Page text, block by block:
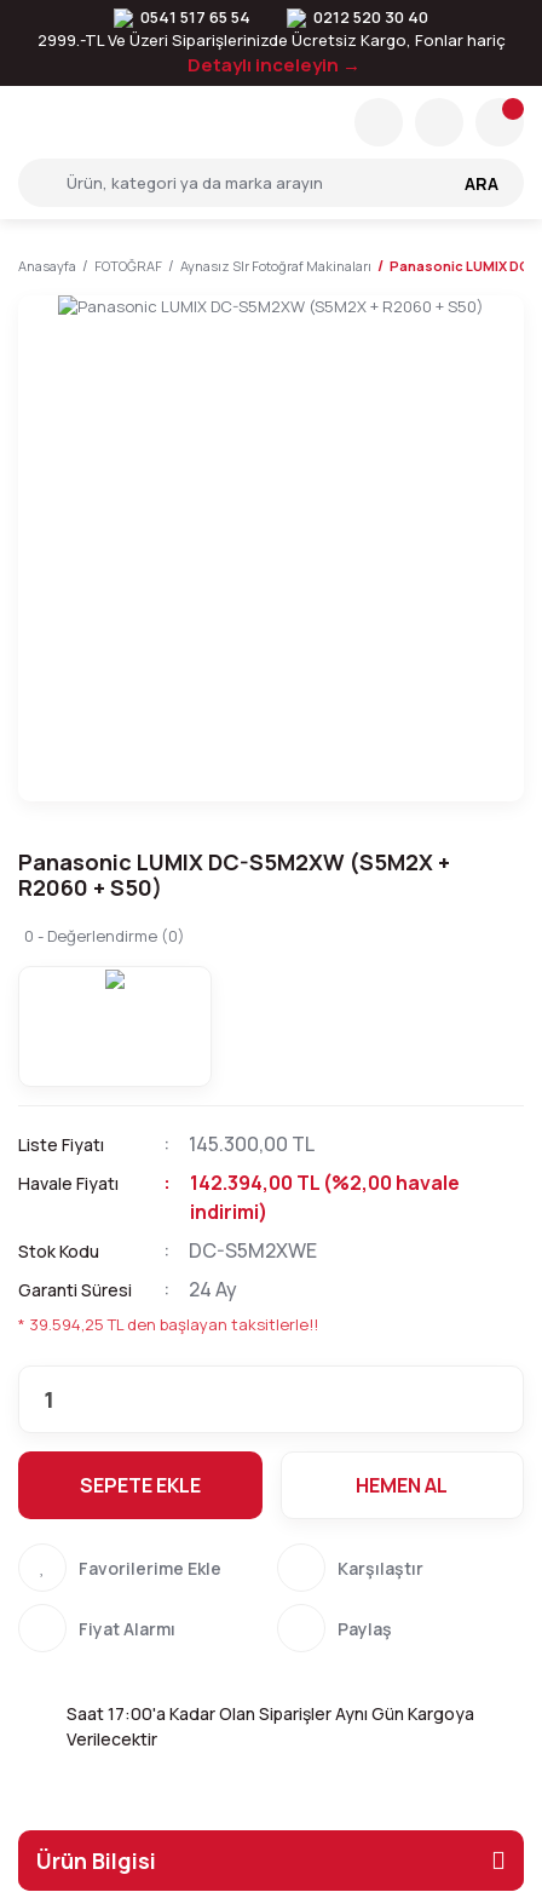
0541 517 65 54
0212 520 30 40
2999.-TL Ve Üzeri Siparişlerinizde Ücretsiz Kargo, Fonlar hariç
Detaylı inceleyin →
ARA
Anasayfa FOTOĞRAF Aynasız Slr Fotoğraf Makinaları Panasonic LUMIX DC-
Panasonic LUMIX DC-S5M2XW (S5M2X +
R2060 + S50)
0 - Değerlendirme (0)
Liste Fiyatı 145.300,00 TL
Havale Fiyatı
142.394,00 TL (%2,00 havale
indirimi)
Stok Kodu DC-S5M2XWE
Garanti Süresi 24 Ay
* 39.594,25 TL den başlayan taksitlerle!!
SEPETE EKLE HEMEN AL
Karşılaştır
Fiyat Alarmı Paylaş
Saat 17:00'a Kadar Olan Siparişler Aynı Gün Kargoya
Verilecektir
Ürün Bilgisi